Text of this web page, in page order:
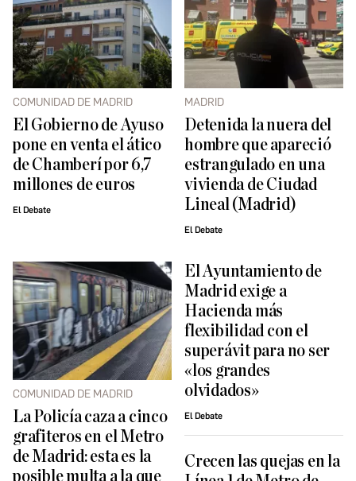
COMUNIDAD DE MADRID
El Gobierno de Ayuso
pone en venta el ático
de Chamberí por 6,7
millones de euros
El Debate
MADRID
Detenida la nuera del
hombre que apareció
estrangulado en una
vivienda de Ciudad
Lineal (Madrid)
El Debate
COMUNIDAD DE MADRID
La Policía caza a cinco
grafiteros en el Metro
de Madrid: esta es la
posible multa a la que
El Ayuntamiento de
Madrid exige a
Hacienda más
flexibilidad con el
superávit para no ser
«los grandes
olvidados»
El Debate
Crecen las quejas en la